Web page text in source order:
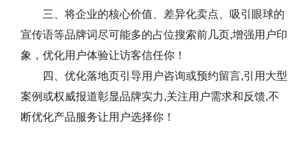
三、将企业的核心价值、差异化卖点、吸引眼球的
宣传语等品牌词尽可能多的占位搜索前几页,增强用户印
象，优化用户体验让访客信任你！
四、优化落地页引导用户咨询或预约留言,引用大型
案例或权威报道彰显品牌实力,关注用户需求和反馈,不
断优化产品服务让用户选择你！